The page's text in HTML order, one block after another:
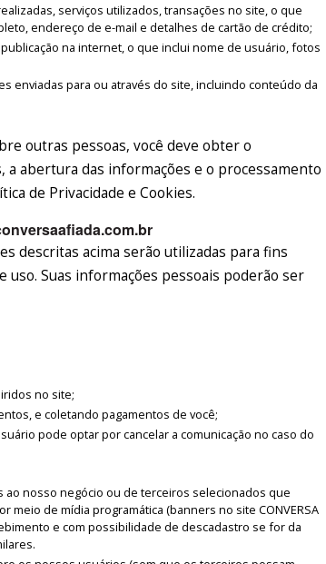
serviços utilizados, transações no site, o que
endereço de e-mail e detalhes de cartão de crédito;
na internet, o que inclui nome de usuário, fotos
enviadas para ou através do site, incluindo conteúdo da
outras pessoas, você deve obter o
abertura das informações e o processamento
de Privacidade e Cookies.
descritas acima serão utilizadas para fins
uso. Suas informações pessoais poderão ser
no site;
e coletando pagamentos de você;
pode optar por cancelar a comunicação no caso do
ao nosso negócio ou de terceiros selecionados que
de mídia programática (banners no site CONVERSA
e com possibilidade de descadastro se for da